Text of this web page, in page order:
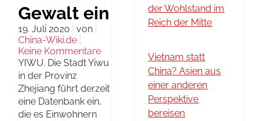
Gewalt ein
19. Juli 2020
von
China-Wiki.de
Keine Kommentare
YIWU. Die Stadt Yiwu
in der Provinz
Zhejiang führt derzeit
eine Datenbank ein,
die es Einwohnern
der Wohlstand im
Reich der Mitte
Vietnam statt
China? Asien aus
einer anderen
Perspektive
bereisen